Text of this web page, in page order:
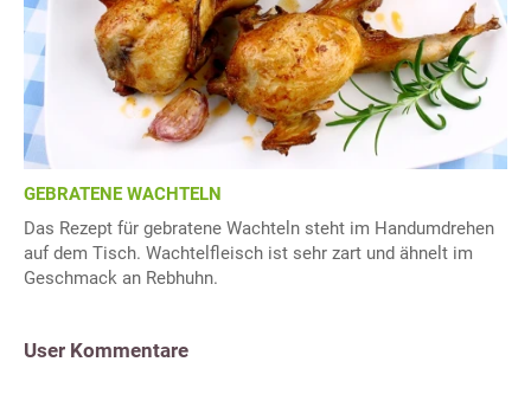
GEBRATENE WACHTELN
Das Rezept für gebratene Wachteln steht im Handumdrehen
auf dem Tisch. Wachtelfleisch ist sehr zart und ähnelt im
Geschmack an Rebhuhn.
User Kommentare